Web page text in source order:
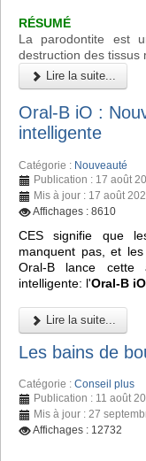
RÉSUMÉ
La parodontite est
destruction des tissus
Lire la suite...
Oral-B iO :
intelligente
Catégorie : Nouveauté
Publication : 17 août
Mis à jour : 17 août
Affichages : 8610
CES signifie que
manquent pas, et
Oral-B lance cette
intelligente: l'Oral-B iO
Lire la suite...
Les bains de
Catégorie : Conseil plus
Publication : 11 août
Mis à jour : 27
Affichages : 12732